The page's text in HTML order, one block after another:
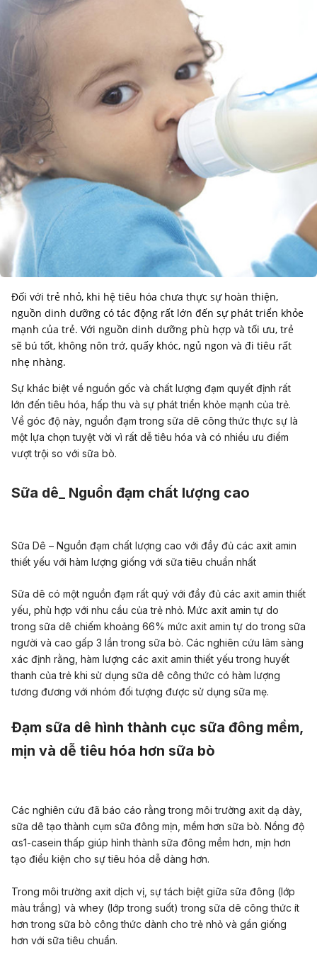
Đối với trẻ nhỏ, khi hệ tiêu hóa chưa thực sự hoàn thiện,
nguồn dinh dưỡng có tác động rất lớn đến sự phát triển khỏe
mạnh của trẻ. Với nguồn dinh dưỡng phù hợp và tối ưu, trẻ
sẽ bú tốt, không nôn trớ, quấy khóc, ngủ ngon và đi tiêu rất
nhẹ nhàng.
Sự khác biệt về nguồn gốc và chất lượng đạm quyết định rất
lớn đến tiêu hóa, hấp thu và sự phát triển khỏe mạnh của trẻ.
Về góc độ này, nguồn đạm trong sữa dê công thức thực sự là
một lựa chọn tuyệt vời vì rất dễ tiêu hóa và có nhiều ưu điểm
vượt trội so với sữa bò.
Sữa dê_ Nguồn đạm chất lượng cao
Sữa Dê – Nguồn đạm chất lượng cao với đầy đủ các axit amin
thiết yếu với hàm lượng giống với sữa tiêu chuẩn nhất
Sữa dê có một nguồn đạm rất quý với đầy đủ các axit amin thiết
yếu, phù hợp với nhu cầu của trẻ nhỏ. Mức axit amin tự do
trong sữa dê chiếm khoảng 66% mức axit amin tự do trong sữa
người và cao gấp 3 lần trong sữa bò. Các nghiên cứu lâm sàng
xác định rằng, hàm lượng các axit amin thiết yếu trong huyết
thanh của trẻ khi sử dụng sữa dê công thức có hàm lượng
tương đương với nhóm đối tượng được sử dụng sữa mẹ.
Đạm sữa dê hình thành cục sữa đông mềm,
mịn và dễ tiêu hóa hơn sữa bò
Các nghiên cứu đã báo cáo rằng trong môi trường axit dạ dày,
sữa dê tạo thành cụm sữa đông mịn, mềm hơn sữa bò. Nồng độ
αs1-casein thấp giúp hình thành sữa đông mềm hơn, mịn hơn
tạo điều kiện cho sự tiêu hóa dễ dàng hơn.
Trong môi trường axit dịch vị, sự tách biệt giữa sữa đông (lớp
màu trắng) và whey (lớp trong suốt) trong sữa dê công thức ít
hơn trong sữa bò công thức dành cho trẻ nhỏ và gần giống
hơn với sữa tiêu chuẩn.